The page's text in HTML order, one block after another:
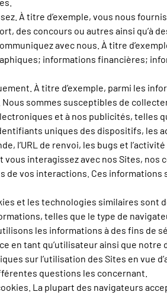
À titre d’exemple, vous nous
des concours ou autres ainsi qu’à
avec nous. À titre
informations financières;
À titre d’exemple, parmi les
sommes susceptibles de
et à nos publicités,
uniques des dispositifs, les
l’URL de renvoi, les bugs et
interagissez avec nos Sites,
de vos interactions. Ces
et les technologies similaires sont
telles que le type de
les informations à des fins de
en tant qu’utilisateur ainsi que
sur l’utilisation des Sites en vue
questions les concernant.
La plupart des navigateurs